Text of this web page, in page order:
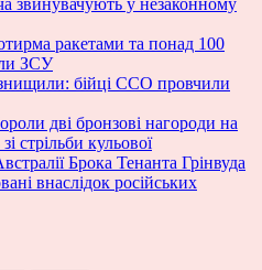
звинувачують у незаконному
ракетами та понад 100
ЗСУ
бійці ССО провчили
дві бронзові нагороди на
стрільби кульової
Брока Тенанта Грінвуда
внаслідок російських